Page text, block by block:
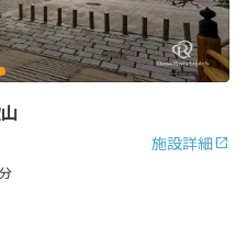
施設詳細